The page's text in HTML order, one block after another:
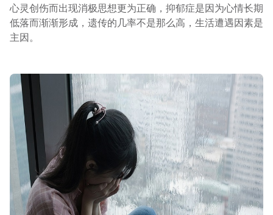
心灵创伤而出现消极思想更为正确，抑郁症是因为心情长期
低落而渐渐形成，遗传的几率不是那么高，生活遭遇因素是
主因。